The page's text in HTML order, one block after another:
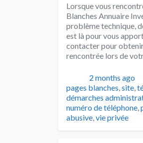
Lorsque vous
Blanches Annuaire
problème technique,
est là pour vous
contacter pour
rencontrée lors de
Publié2 months ago
pages blanches,site,
démarches
numéro de téléphone,
abusive,vie privée